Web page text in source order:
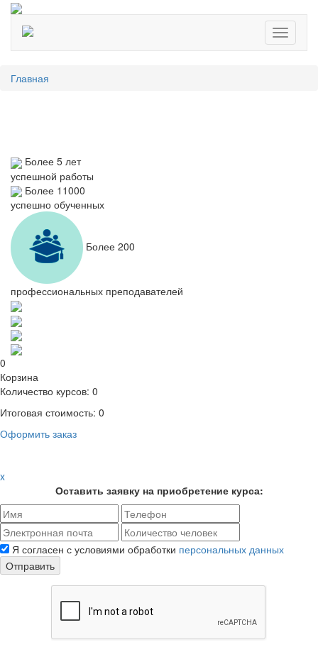
Toggle
Главная
Более 5 лет
успешной работы
Более 11000
успешно обученных
Более 200
профессиональных преподавателей
0
Корзина
Количество курсов: 0
Итоговая стоимость: 0
Оформить заказ
x
Оставить заявку на приобретение курса:
Я согласен с условиями обработки персональных данных
Отправить